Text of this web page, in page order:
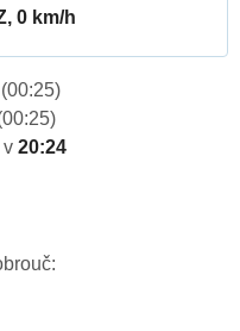
0 km/h
(00:25)
v 20:24